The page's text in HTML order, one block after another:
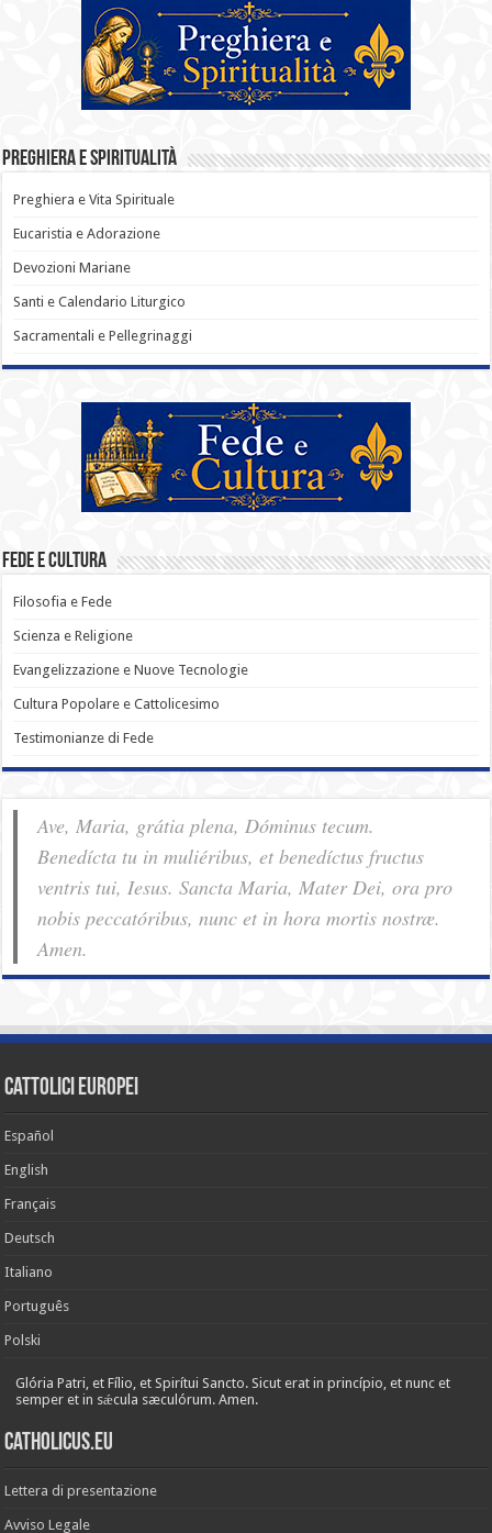
Preghiera e Spiritualità
Preghiera e Vita Spirituale
Eucaristia e Adorazione
Devozioni Mariane
Santi e Calendario Liturgico
Sacramentali e Pellegrinaggi
Fede e Cultura
Filosofia e Fede
Scienza e Religione
Evangelizzazione e Nuove Tecnologie
Cultura Popolare e Cattolicesimo
Testimonianze di Fede
Ave, Maria, grátia plena, Dóminus tecum.
Benedícta tu in muliéribus, et benedíctus fructus
ventris tui, Iesus. Sancta Maria, Mater Dei, ora pro
nobis pec­ca­tóribus, nunc et in hora mortis nostræ.
Amen.
cattolici europei
Español
English
Français
Deutsch
Italiano
Português
Polski
Glória Patri, et Fílio, et Spirítui Sancto. Sicut erat in princípio, et nunc et
semper et in sǽcula sæculórum. Amen.
Catholicus.eu
Lettera di presentazione
Avviso Legale